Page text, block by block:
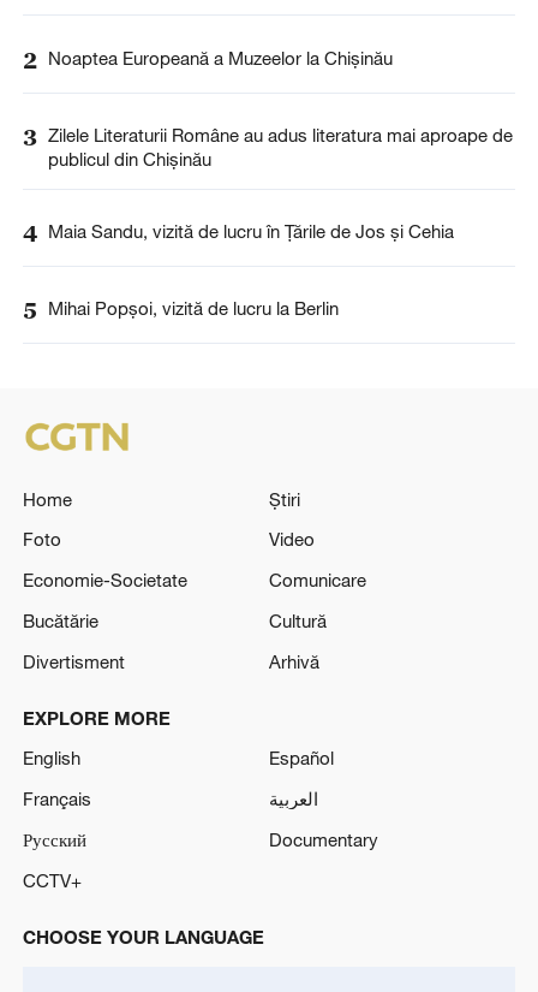
2 Noaptea Europeană a Muzeelor la Chișinău
3 Zilele Literaturii Române au adus literatura mai aproape de
publicul din Chișinău
4 Maia Sandu, vizită de lucru în Țările de Jos și Cehia
5 Mihai Popșoi, vizită de lucru la Berlin
Home
Știri
Foto
Video
Economie-Societate
Comunicare
Bucătărie
Cultură
Divertisment
Arhivă
EXPLORE MORE
English
Español
Français
العربية
Русский
Documentary
CCTV+
CHOOSE YOUR LANGUAGE